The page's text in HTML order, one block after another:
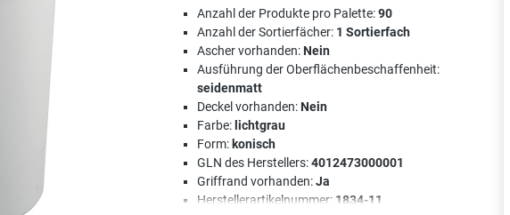
Anzahl der Produkte pro Palette:90
Anzahl der Sortierfächer: 1 Sortierfach
Ascher vorhanden:Nein
Ausführung der Oberflächenbeschaffenheit:
seidenmatt
Deckel vorhanden:Nein
Farbe: lichtgrau
Form: konisch
GLN des Herstellers:4012473000001
Griffrand vorhanden:Ja
Herstellerartikelnummer: 1834-11